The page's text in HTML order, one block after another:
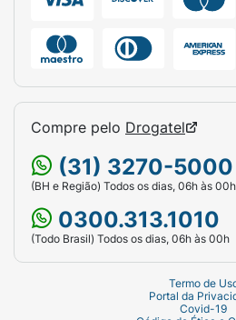
Compre pelo Drogatel
(31) 3270-5000
(BH e Região) Todos os dias, 06h às 00h
0300.313.1010
(Todo Brasil) Todos os dias, 06h às 00h
Termo de
Portal da
Covid-19